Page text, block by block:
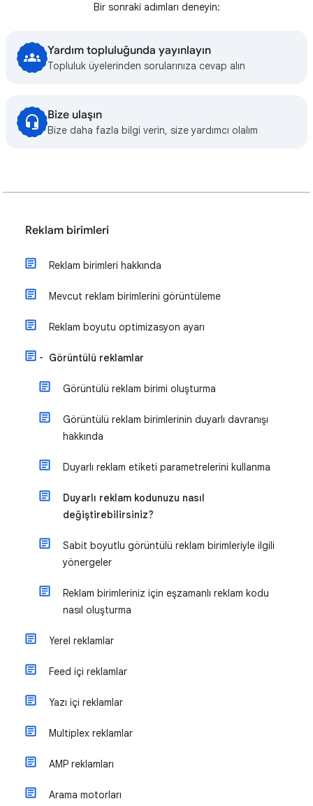
Bir sonraki adımları deneyin:
Yardım topluluğunda yayınlayın
Topluluk üyelerinden sorularınıza cevap alın
Bize ulaşın
Bize daha fazla bilgi verin, size yardımcı olalım
Reklam birimleri
Reklam birimleri hakkında
Mevcut reklam birimlerini görüntüleme
Reklam boyutu optimizasyon ayarı
Görüntülü reklamlar
Görüntülü reklam birimi oluşturma
Görüntülü reklam birimlerinin duyarlı davranışı
hakkında
Duyarlı reklam etiketi parametrelerini kullanma
Duyarlı reklam kodunuzu nasıl
değiştirebilirsiniz?
Sabit boyutlu görüntülü reklam birimleriyle ilgili
yönergeler
Reklam birimleriniz için eşzamanlı reklam kodu
nasıl oluşturma
Yerel reklamlar
Feed içi reklamlar
Yazı içi reklamlar
Multiplex reklamlar
AMP reklamları
Arama motorları